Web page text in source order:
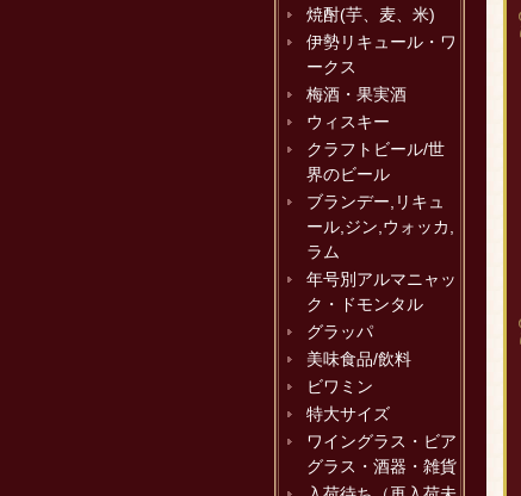
焼酎(芋、麦、米)
伊勢リキュール・ワ
ークス
梅酒・果実酒
ウィスキー
クラフトビール/世
界のビール
ブランデー,リキュ
ール,ジン,ウォッカ,
ラム
年号別アルマニャッ
ク・ドモンタル
グラッパ
美味食品/飲料
ビワミン
特大サイズ
ワイングラス・ビア
グラス・酒器・雑貨